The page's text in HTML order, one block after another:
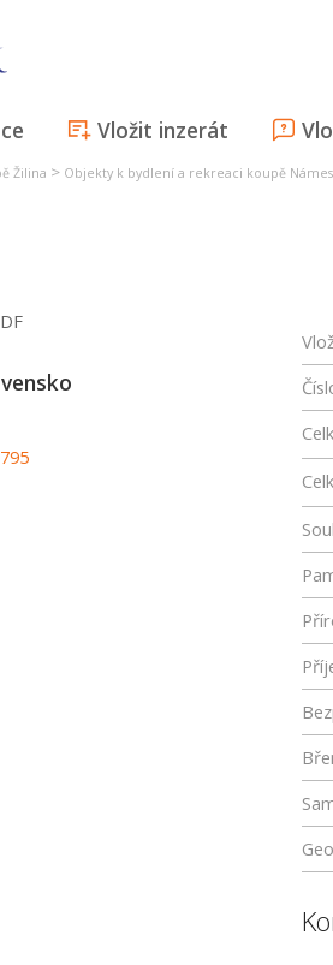
Vložit inzerát
Žilina > Objekty k bydlení a rekreaci koupě